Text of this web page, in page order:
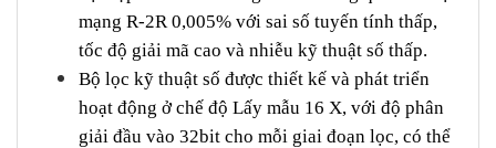
mạng R-2R 0,005% với sai số tuyến tính thấp,
tốc độ giải mã cao và nhiễu kỹ thuật số thấp.
Bộ lọc kỹ thuật số được thiết kế và phát triển
hoạt động ở chế độ Lấy mẫu 16 X, với độ phân
giải đầu vào 32bit cho mỗi giai đoạn lọc, có thể